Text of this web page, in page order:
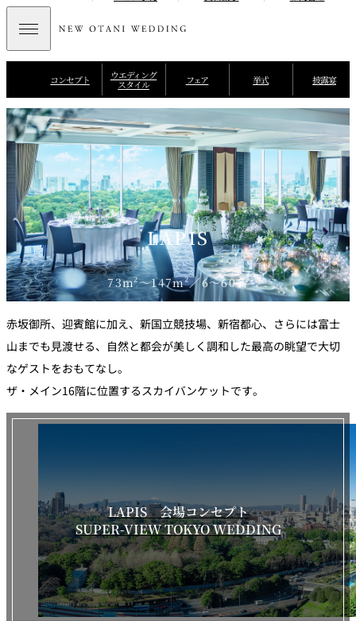
コンセプト ウエディング
スタイル フェア 挙式 披露宴
LAPIS
73m²～147m²／6～60名
赤坂御所、迎賓館に加え、新国立競技場、新宿都心、さらには富士
山までも見渡せる、自然と都会が美しく調和した最高の眺望で大切
なゲストをおもてなし。
ザ・メイン16階に位置するスカイバンケットです。
LAPIS 会場コンセプト
SUPER-VIEW TOKYO WEDDING